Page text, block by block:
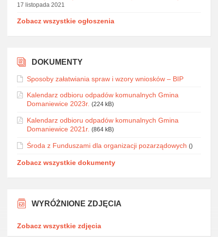
17 listopada 2021
Zobacz wszystkie ogłoszenia
DOKUMENTY
Sposoby załatwiania spraw i wzory wniosków – BIP
Kalendarz odbioru odpadów komunalnych Gmina
Domaniewice 2023r. (224 kB)
Kalendarz odbioru odpadów komunalnych Gmina
Domaniewice 2021r. (864 kB)
Środa z Funduszami dla organizacji pozarządowych ()
Zobacz wszystkie dokumenty
WYRÓŻNIONE ZDJĘCIA
Zobacz wszystkie zdjęcia